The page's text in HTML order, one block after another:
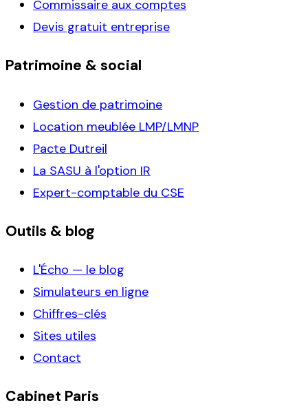
Commissaire aux comptes
Devis gratuit entreprise
Patrimoine & social
Gestion de patrimoine
Location meublée LMP/LMNP
Pacte Dutreil
La SASU à l'option IR
Expert-comptable du CSE
Outils & blog
L'Écho — le blog
Simulateurs en ligne
Chiffres-clés
Sites utiles
Contact
Cabinet Paris